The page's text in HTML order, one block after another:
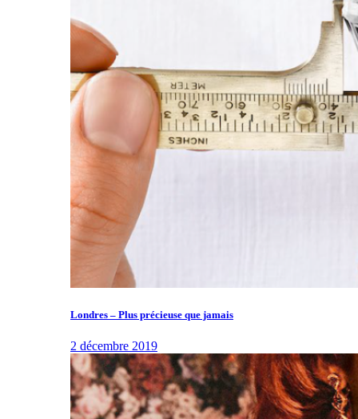
Londres – Plus précieuse que jamais
2 décembre 2019